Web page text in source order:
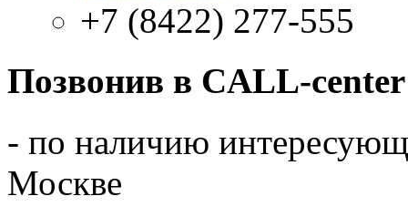
+7 (8422) 277-555
Позвонив в CALL-
- по наличию
Москве